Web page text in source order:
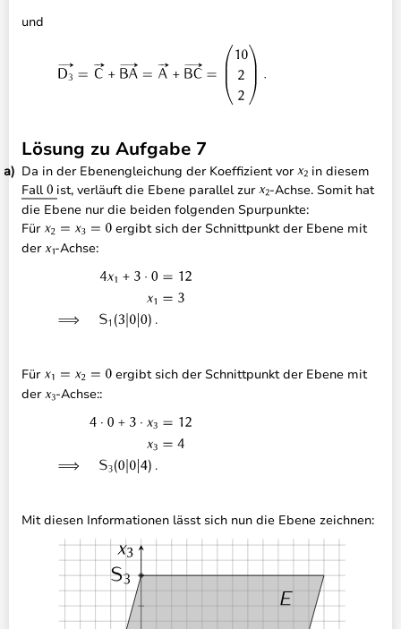
und
Lösung zu Aufgabe 7
Da in der Ebenengleichung der Koeffizient vor
in diesem
Fall
ist, verläuft die Ebene parallel zur
-Achse. Somit hat
die Ebene nur die beiden folgenden Spurpunkte:
Für
ergibt sich der Schnittpunkt der Ebene mit
der
-Achse:
Für
ergibt sich der Schnittpunkt der Ebene mit
der
-Achse::
Mit diesen Informationen lässt sich nun die Ebene zeichnen: